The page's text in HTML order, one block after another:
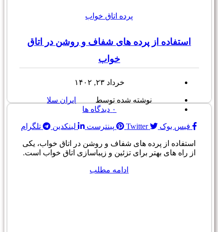
پرده اتاق خواب
استفاده از پرده های شفاف و روشن در اتاق
خواب
خرداد ۲۳, ۱۴۰۲
نوشته شده توسط
ایران سلا
۰ دیدگاه ها
فیس بوک Twitter پینترست لینکدین تلگرام
استفاده از پرده های شفاف و روشن در اتاق خواب، یکی
از راه های بهتر برای تزئین و زیباسازی اتاق خواب است.
ادامه مطلب